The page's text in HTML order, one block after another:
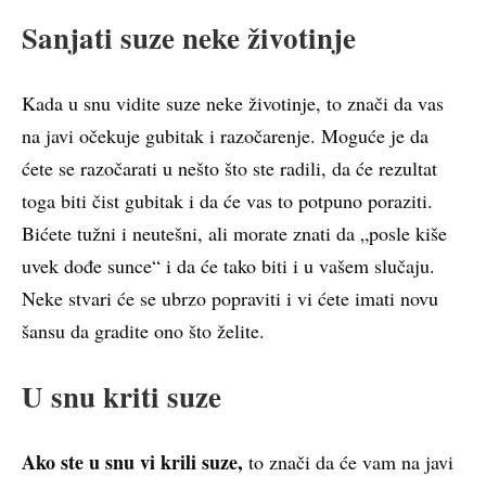
Sanjati suze neke životinje
Kada u snu vidite suze neke životinje, to znači da vas
na javi očekuje gubitak i razočarenje. Moguće je da
ćete se razočarati u nešto što ste radili, da će rezultat
toga biti čist gubitak i da će vas to potpuno poraziti.
Bićete tužni i neutešni, ali morate znati da „posle kiše
uvek dođe sunce“ i da će tako biti i u vašem slučaju.
Neke stvari će se ubrzo popraviti i vi ćete imati novu
šansu da gradite ono što želite.
U snu kriti suze
Ako ste u snu vi krili suze, to znači da će vam na javi